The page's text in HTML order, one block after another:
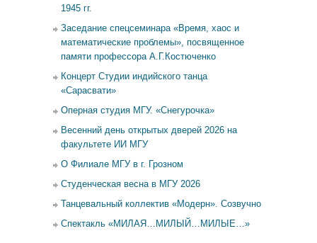
1945 гг.
Заседание спецсеминара «Время, хаос и
математические проблемы», посвященное
памяти профессора А.Г.Костюченко
Концерт Студии индийского танца
«Сарасвати»
Оперная студия МГУ. «Снегурочка»
Весенний день открытых дверей 2026 на
факультете ИИ МГУ
О Филиале МГУ в г. Грозном
Студенческая весна в МГУ 2026
Танцевальный коллектив «Модерн». Созвучно
Спектакль «МИЛАЯ…МИЛЫЙ…МИЛЫЕ…»